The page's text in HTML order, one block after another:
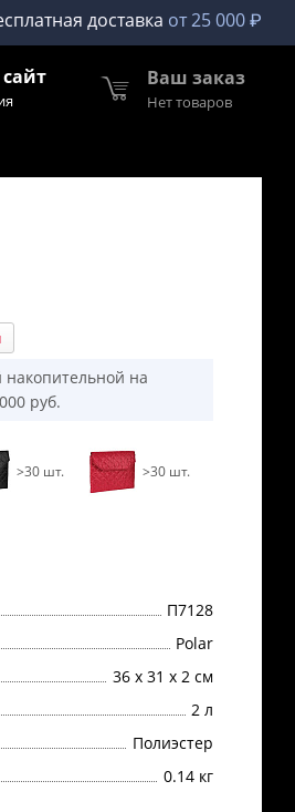
доставка от 25 000 ₽
Ваш заказ
Нет товаров
на
руб.
>30 шт. >30 шт.
П7128
Polar
36 х 31 х 2 см
2 л
Полиэстер
0.14 кг